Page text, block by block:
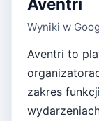
Aventri
Wyniki w
Aventri to
zakres